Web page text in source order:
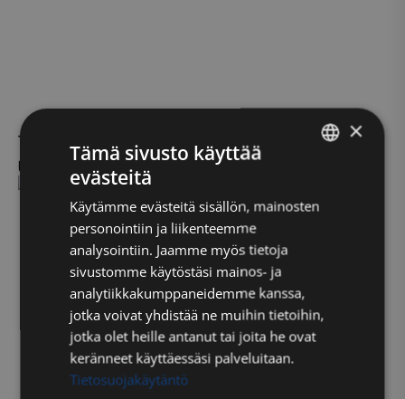
Taru Kortelainen
Urheiluhieroja
ENGLISH
×
Tämä sivusto käyttää
evästeitä
Käytämme evästeitä sisällön, mainosten
personointiin ja liikenteemme
analysointiin. Jaamme myös tietoja
sivustomme käytöstäsi mainos- ja
analytiikkakumppaneidemme kanssa,
jotka voivat yhdistää ne muihin tietoihin,
jotka olet heille antanut tai joita he ovat
keränneet käyttäessäsi palveluitaan.
Tietosuojakäytäntö